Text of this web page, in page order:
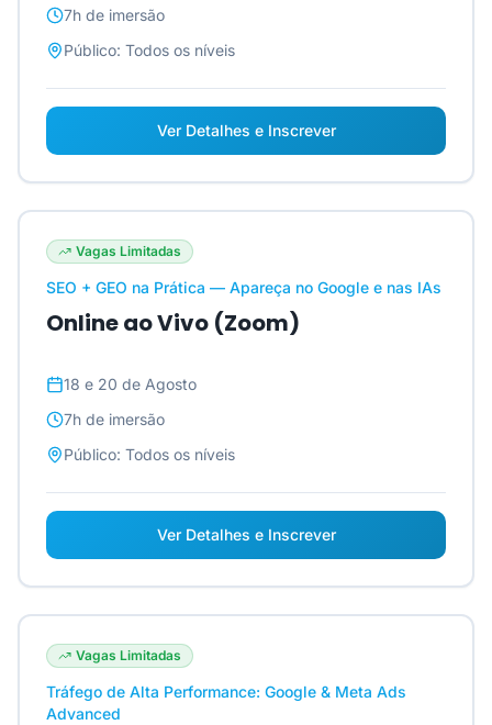
7h de imersão
Público: Todos os níveis
Ver Detalhes e Inscrever
Vagas Limitadas
SEO + GEO na Prática — Apareça no Google e nas IAs
Online ao Vivo (Zoom)
18 e 20 de Agosto
7h de imersão
Público: Todos os níveis
Ver Detalhes e Inscrever
Vagas Limitadas
Tráfego de Alta Performance: Google & Meta Ads
Advanced